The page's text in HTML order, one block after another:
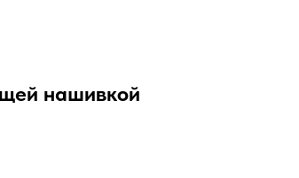
нашивкой